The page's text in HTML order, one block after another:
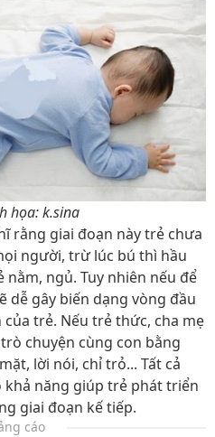
họa: k.sina
rằng giai đoạn này trẻ chưa
người, trừ lúc bú thì hầu
ngủ. Tuy nhiên nếu để
dễ gây biến dạng vòng đầu
trẻ. Nếu trẻ thức, cha mẹ
chuyện cùng con bằng
lời nói, chỉ trỏ... Tất cả
khả năng giúp trẻ phát triển
giai đoạn kế tiếp.
cáo